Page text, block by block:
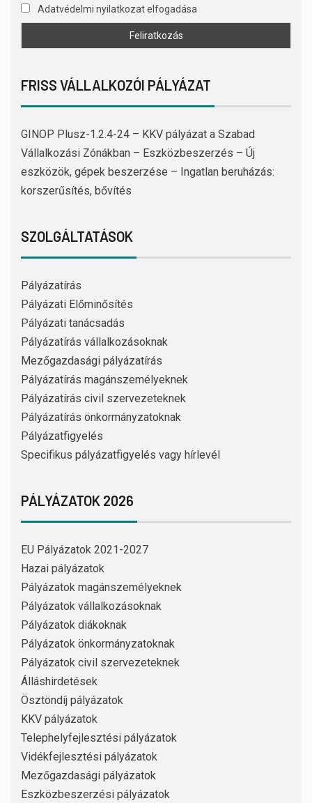
Adatvédelmi nyilatkozat elfogadása
FRISS VÁLLALKOZÓI PÁLYÁZAT
GINOP Plusz-1.2.4-24 – KKV pályázat a Szabad
Vállalkozási Zónákban – Eszközbeszerzés – Új
eszközök, gépek beszerzése – Ingatlan beruházás:
korszerűsítés, bővítés
SZOLGÁLTATÁSOK
Pályázatírás
Pályázati Előminősítés
Pályázati tanácsadás
Pályázatírás vállalkozásoknak
Mezőgazdasági pályázatírás
Pályázatírás magánszemélyeknek
Pályázatírás civil szervezeteknek
Pályázatírás önkormányzatoknak
Pályázatfigyelés
Specifikus pályázatfigyelés vagy hírlevél
PÁLYÁZATOK 2026
EU Pályázatok 2021-2027
Hazai pályázatok
Pályázatok magánszemélyeknek
Pályázatok vállalkozásoknak
Pályázatok diákoknak
Pályázatok önkormányzatoknak
Pályázatok civil szervezeteknek
Álláshirdetések
Ösztöndíj pályázatok
KKV pályázatok
Telephelyfejlesztési pályázatok
Vidékfejlesztési pályázatok
Mezőgazdasági pályázatok
Eszközbeszerzési pályázatok